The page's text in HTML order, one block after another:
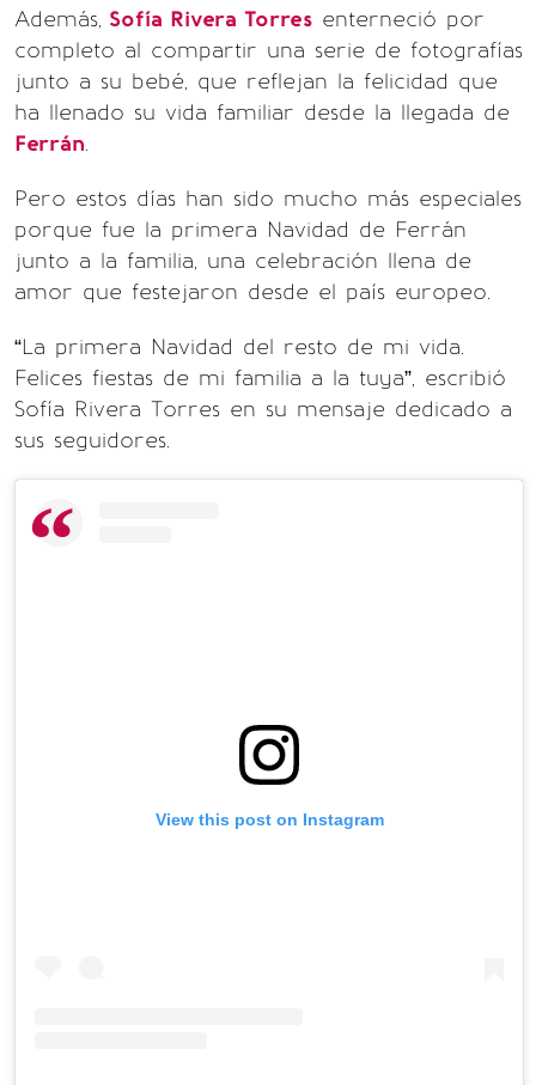
Además, Sofía Rivera Torres enterneció por
completo al compartir una serie de fotografías
junto a su bebé, que reflejan la felicidad que
ha llenado su vida familiar desde la llegada de
Ferrán.
Pero estos días han sido mucho más especiales
porque fue la primera Navidad de Ferrán
junto a la familia, una celebración llena de
amor que festejaron desde el país europeo.
“La primera Navidad del resto de mi vida.
Felices fiestas de mi familia a la tuya”, escribió
Sofía Rivera Torres en su mensaje dedicado a
sus seguidores.
View this post on Instagram